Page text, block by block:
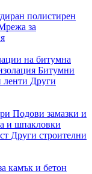
полистирен
за
на битумна
Битумни
Други
Подови замазки и
и шпакловки
Други строителни
камък и бетон